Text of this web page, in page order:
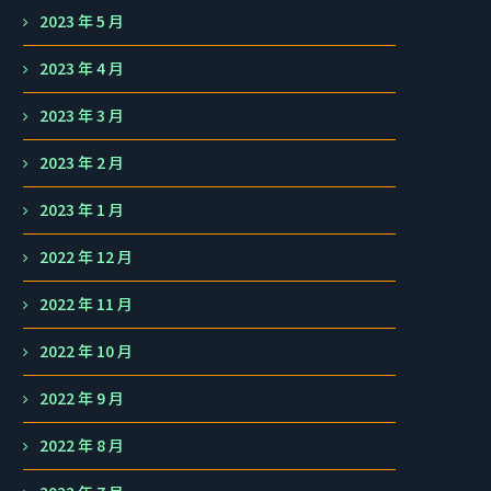
2023 年 5 月
2023 年 4 月
2023 年 3 月
2023 年 2 月
2023 年 1 月
2022 年 12 月
2022 年 11 月
2022 年 10 月
2022 年 9 月
2022 年 8 月